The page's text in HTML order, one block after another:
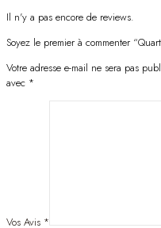
Il n'y a pas encore de reviews.
Soyez le premier à commenter
Votre adresse e-mail ne sera pas
avec *
Vos Avis *